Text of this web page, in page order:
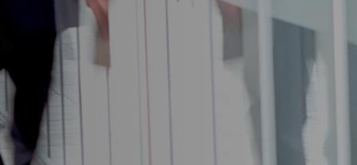
ÜBER UNS
VERWALTUNGSBEAMTE
LEHRER
POLIZEI